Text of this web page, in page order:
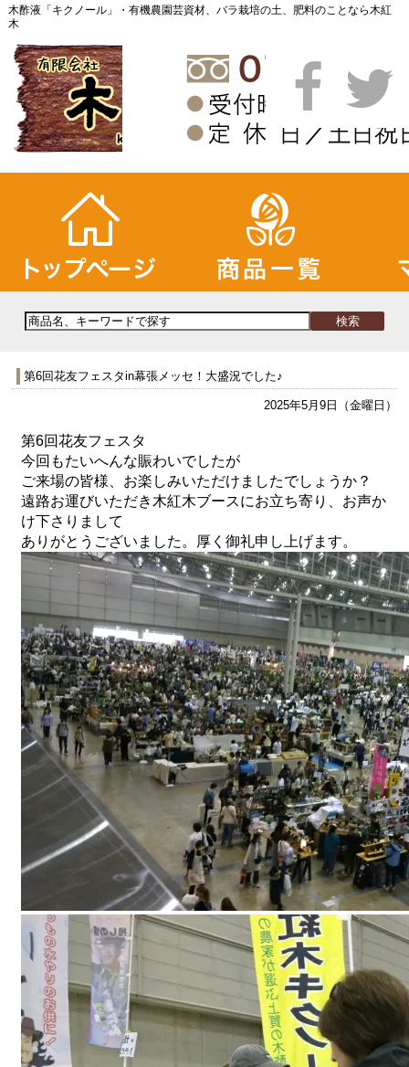
木酢液「キクノール」・有機農園芸資材、バラ栽培の土、肥料のことなら木紅
木
第6回花友フェスタin幕張メッセ！大盛況でした♪
2025年5月9日（金曜日）
第6回花友フェスタ
今回もたいへんな賑わいでしたが
ご来場の皆様、お楽しみいただけましたでしょうか？
遠路お運びいただき木紅木ブースにお立ち寄り、お声か
け下さりまして
ありがとうございました。厚く御礼申し上げます。